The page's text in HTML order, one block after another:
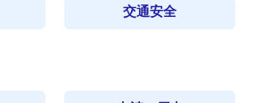
交通安全